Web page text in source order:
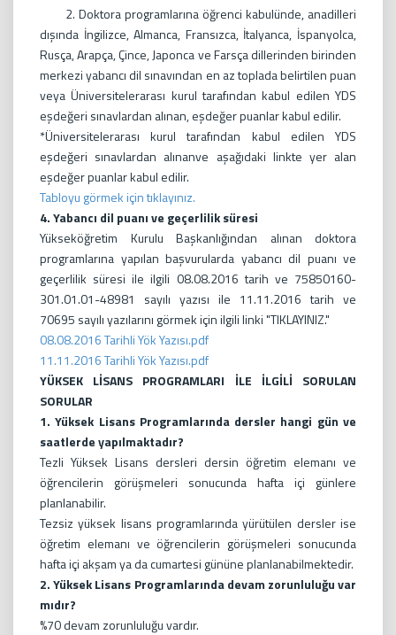
2. Doktora programlarına öğrenci kabulünde, anadilleri
dışında İngilizce, Almanca, Fransızca, İtalyanca, İspanyolca,
Rusça, Arapça, Çince, Japonca ve Farsça dillerinden birinden
merkezi yabancı dil sınavından en az toplada belirtilen puan
veya Üniversitelerarası kurul tarafından kabul edilen YDS
eşdeğeri sınavlardan alınan, eşdeğer puanlar kabul edilir.
*Üniversitelerarası kurul tarafından kabul edilen YDS
eşdeğeri sınavlardan alınanve aşağıdaki linkte yer alan
eşdeğer puanlar kabul edilir.
Tabloyu görmek için tıklayınız.
4. Yabancı dil puanı ve geçerlilik süresi
Yükseköğretim Kurulu Başkanlığından alınan doktora
programlarına yapılan başvurularda yabancı dil puanı ve
geçerlilik süresi ile ilgili 08.08.2016 tarih ve 75850160-
301.01.01-48981 sayılı yazısı ile 11.11.2016 tarih ve
70695 sayılı yazılarını görmek için ilgili linki "TIKLAYINIZ."
08.08.2016 Tarihli Yök Yazısı.pdf
11.11.2016 Tarihli Yök Yazısı.pdf
YÜKSEK LİSANS PROGRAMLARI İLE İLGİLİ SORULAN
SORULAR
1. Yüksek Lisans Programlarında dersler hangi gün ve
saatlerde yapılmaktadır?
Tezli Yüksek Lisans dersleri dersin öğretim elemanı ve
öğrencilerin görüşmeleri sonucunda hafta içi günlere
planlanabilir.
Tezsiz yüksek lisans programlarında yürütülen dersler ise
öğretim elemanı ve öğrencilerin görüşmeleri sonucunda
hafta içi akşam ya da cumartesi gününe planlanabilmektedir.
2. Yüksek Lisans Programlarında devam zorunluluğu var
mıdır?
%70 devam zorunluluğu vardır.